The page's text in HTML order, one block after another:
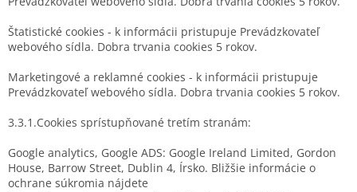
Štatistické cookies - k informácii pristupuje Prevádzkovateľ
webového sídla. Dobra trvania cookies 5 rokov.
Marketingové a reklamné cookies - k informácii pristupuje
Prevádzkovateľ webového sídla. Dobra trvania cookies 5 rokov.
3.3.1.Cookies sprístupňované tretím stranám:
Google analytics, Google ADS: Google Ireland Limited, Gordon
House, Barrow Street, Dublin 4, Írsko. Bližšie informácie o
ochrane súkromia nájdete